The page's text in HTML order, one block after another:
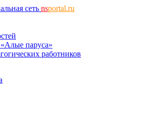
сеть nsportal.ru
паруса»
работников